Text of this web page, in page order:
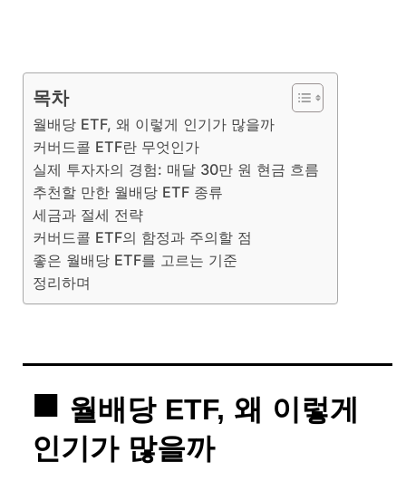
목차
월배당 ETF, 왜 이렇게 인기가 많을까
커버드콜 ETF란 무엇인가
실제 투자자의 경험: 매달 30만 원 현금 흐름
추천할 만한 월배당 ETF 종류
세금과 절세 전략
커버드콜 ETF의 함정과 주의할 점
좋은 월배당 ETF를 고르는 기준
정리하며
월배당 ETF, 왜 이렇게
인기가 많을까